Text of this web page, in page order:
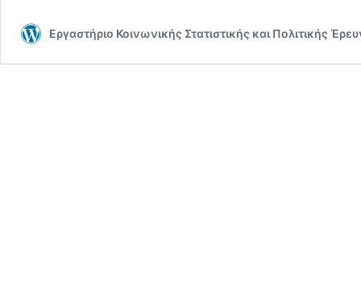
Εργαστήριο Κοινωνικής Στατιστικής και Πολιτικής